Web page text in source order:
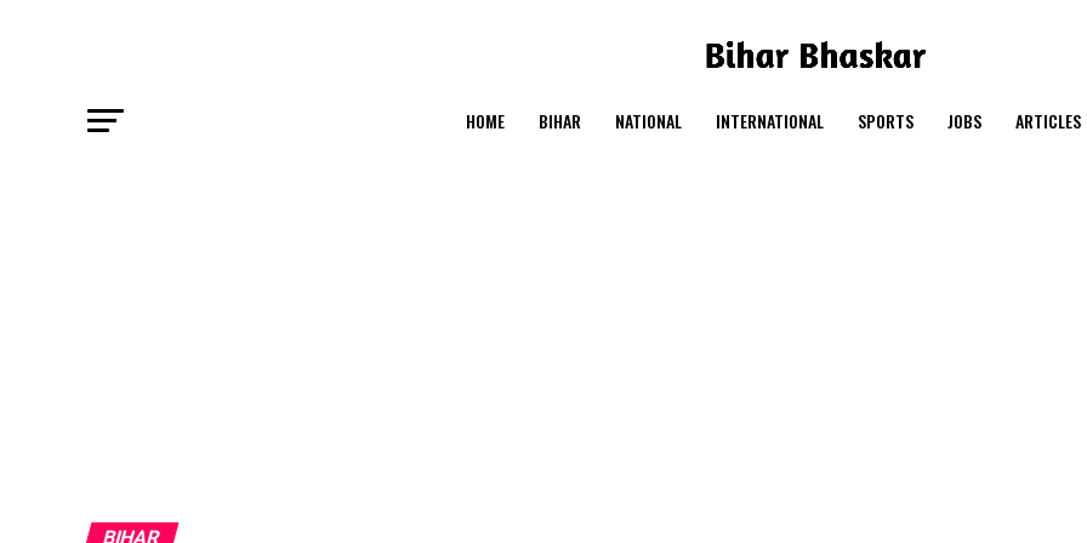
HOME BIHAR NATIONAL INTERNATIONAL SPORTS JOBS ARTICLES
BIHAR